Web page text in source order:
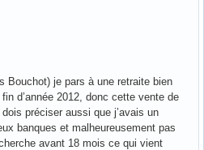
Bouchot) je pars à une retraite bien
d’année 2012, donc cette vente de
préciser aussi que j’avais un
banques et malheureusement pas
avant 18 mois ce qui vient